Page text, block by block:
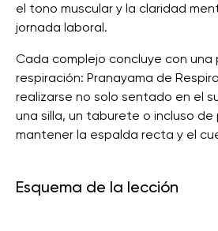
el tono muscular y la claridad
jornada laboral.
Cada complejo concluye con una
respiración: Pranayama de
realizarse no solo sentado en el
una silla, un taburete o incluso de
mantener la espalda recta y el
Esquema de la lección